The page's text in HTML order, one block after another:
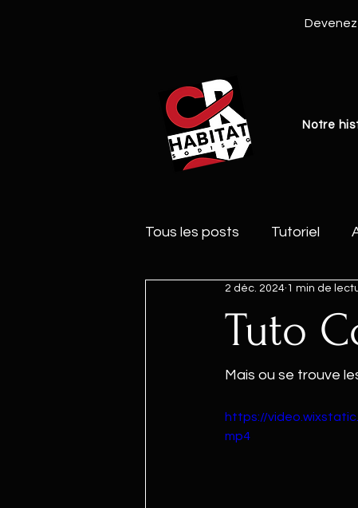
Notre
Tous les posts Tutoriel
Tuto
2 déc. 2024 1 min de
Mais ou se trouve
https://
mp4